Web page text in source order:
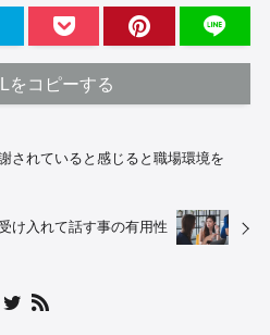
をコピーする
されていると感じると職場環境を
け入れて話す事の有用性